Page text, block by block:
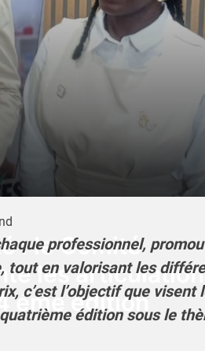
: le Comité
les
éme édition
professionnel,
tout en valorisant les
c’est l’objectif que visent
édition sous le